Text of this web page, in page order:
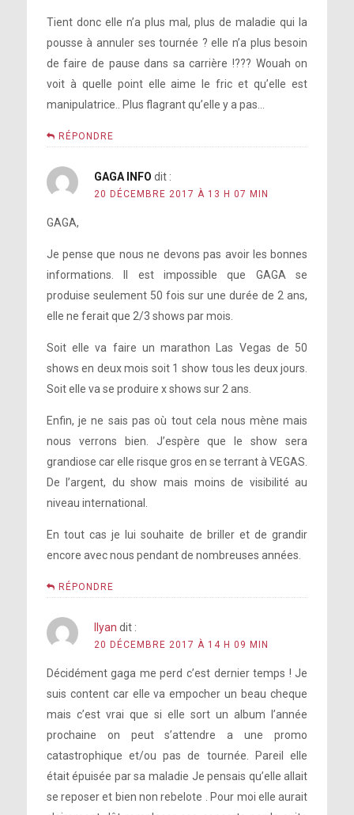
Tient donc elle n’a plus mal, plus de maladie qui la
pousse à annuler ses tournée ? elle n’a plus besoin
de faire de pause dans sa carrière !??? Wouah on
voit à quelle point elle aime le fric et qu’elle est
manipulatrice.. Plus flagrant qu’elle y a pas…
RÉPONDRE
GAGA INFO dit :
20 DÉCEMBRE 2017 À 13 H 07 MIN
GAGA,
Je pense que nous ne devons pas avoir les bonnes
informations. Il est impossible que GAGA se
produise seulement 50 fois sur une durée de 2 ans,
elle ne ferait que 2/3 shows par mois.
Soit elle va faire un marathon Las Vegas de 50
shows en deux mois soit 1 show tous les deux jours.
Soit elle va se produire x shows sur 2 ans.
Enfin, je ne sais pas où tout cela nous mène mais
nous verrons bien. J’espère que le show sera
grandiose car elle risque gros en se terrant à VEGAS.
De l’argent, du show mais moins de visibilité au
niveau international.
En tout cas je lui souhaite de briller et de grandir
encore avec nous pendant de nombreuses années.
RÉPONDRE
Ilyan dit :
20 DÉCEMBRE 2017 À 14 H 09 MIN
Décidément gaga me perd c’est dernier temps ! Je
suis content car elle va empocher un beau cheque
mais c’est vrai que si elle sort un album l’année
prochaine on peut s’attendre a une promo
catastrophique et/ou pas de tournée. Pareil elle
était épuisée par sa maladie Je pensais qu’elle allait
se reposer et bien non rebelote . Pour moi elle aurait